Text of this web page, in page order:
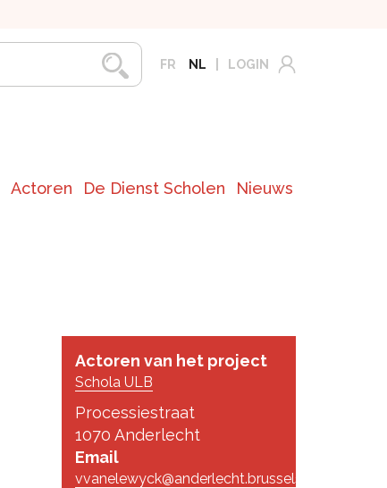
FR NL LOGIN
Actoren De Dienst Scholen Nieuws
Actoren van het project
Schola ULB
Processiestraat
1070 Anderlecht
Email
vvanelewyck@anderlecht.brussels